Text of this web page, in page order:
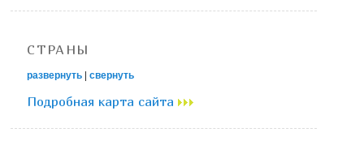
СТРАНЫ
развернуть |свернуть
Подробная карта сайта